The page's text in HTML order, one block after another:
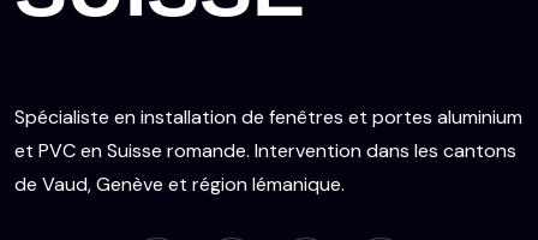
Spécialiste en installation de fenêtres et portes aluminium
et PVC en Suisse romande. Intervention dans les cantons
de Vaud, Genève et région lémanique.